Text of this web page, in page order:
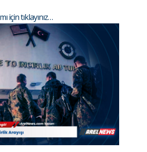
için tıklayınız…